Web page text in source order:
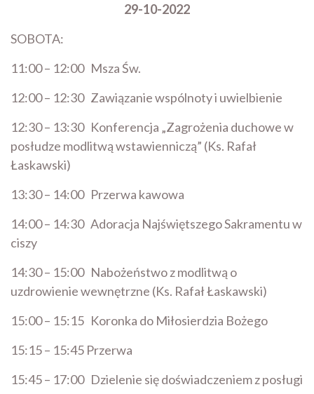
29-10-2022
SOBOTA:
11:00 – 12:00 Msza Św.
12:00 – 12:30 Zawiązanie wspólnoty i uwielbienie
12:30 – 13:30 Konferencja „Zagrożenia duchowew
posłudze modlitwą wstawienniczą” (Ks. Rafał
Łaskawski)
13:30 – 14:00 Przerwa kawowa
14:00 – 14:30 Adoracja Najświętszego Sakramentu w
ciszy
14:30 – 15:00 Nabożeństwo z modlitwą o
uzdrowienie wewnętrzne (Ks. Rafał Łaskawski)
15:00 – 15:15 Koronka do Miłosierdzia Bożego
15:15 – 15:45 Przerwa
15:45 – 17:00 Dzielenie się doświadczeniem z posługi